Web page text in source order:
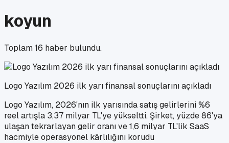
koyun
Toplam16 haber bulundu.
Logo Yazılım 2026 ilk yarı finansal sonuçlarını açıkladı
Logo Yazılım, 2026'nın ilk yarısında satış gelirlerini %6
reel artışla 3,37 milyar TL'ye yükseltti. Şirket, yüzde 86'ya
ulaşan tekrarlayan gelir oranı ve 1,6 milyar TL'lik SaaS
hacmiyle operasyonel kârlılığını korudu